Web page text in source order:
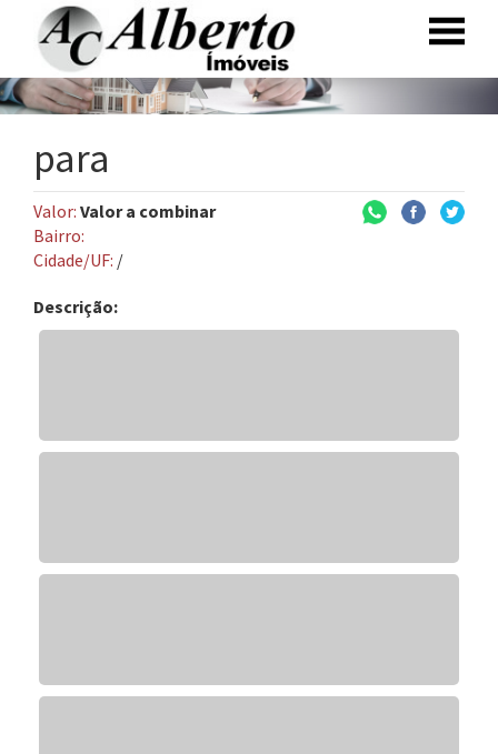
para
Valor: Valor a combinar
Bairro:
Cidade/UF: /
Descrição: